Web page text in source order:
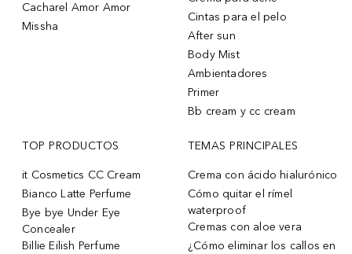
Cacharel Amor Amor
Missha
Cintas para el pelo
After sun
Body Mist
Ambientadores
Primer
Bb cream y cc cream
TOP PRODUCTOS
it Cosmetics CC Cream
Bianco Latte Perfume
Bye bye Under Eye
Concealer
Billie Eilish Perfume
TEMAS PRINCIPALES
Crema con ácido hialurónico
Cómo quitar el rímel
waterproof
Cremas con aloe vera
¿Cómo eliminar los callos en